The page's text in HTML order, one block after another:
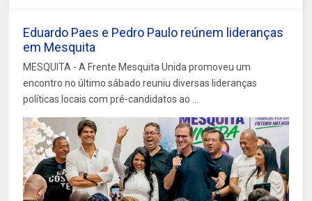
Eduardo Paes e Pedro Paulo reúnem lideranças
em Mesquita
MESQUITA - A Frente Mesquita Unida promoveu um
encontro no último sábado reuniu diversas lideranças
políticas locais com pré-candidatos ao ...